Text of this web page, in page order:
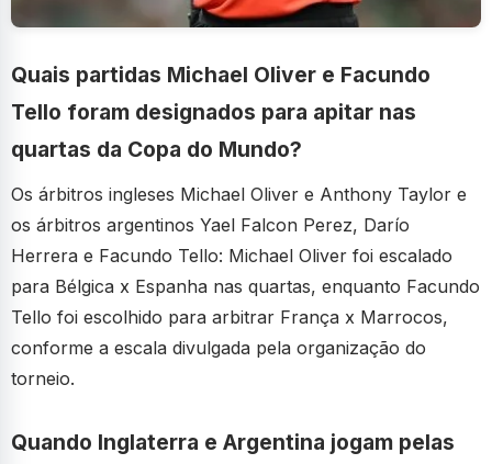
Quais partidas Michael Oliver e Facundo
Tello foram designados para apitar nas
quartas da Copa do Mundo?
Os árbitros ingleses Michael Oliver e Anthony Taylor e
os árbitros argentinos Yael Falcon Perez, Darío
Herrera e Facundo Tello: Michael Oliver foi escalado
para Bélgica x Espanha nas quartas, enquanto Facundo
Tello foi escolhido para arbitrar França x Marrocos,
conforme a escala divulgada pela organização do
torneio.
Quando Inglaterra e Argentina jogam pelas